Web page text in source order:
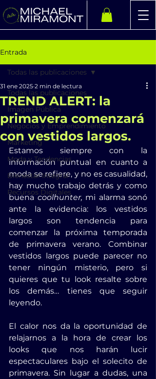
Entrada
Todas las publicaciones
Imagen Pública
Negocios y Emprendimiento
Marketing
Moda y Tendencias
Bienestar Integral
Recursos Digitales
Todas las publicaciones
TREND ALERT: la
primavera comenzará
con vestidos largos.
31 ene 2025 2 min de lectura
Estamos siempre con la
información puntual en cuanto a
moda se refiere, y no es casualidad,
hay mucho trabajo detrás y como
buena coolhunter, mi alarma sonó
ante la evidencia: los vestidos
largos son tendencia para
comenzar la próxima temporada
de primavera verano. Combinar
vestidos largos puede parecer no
tener ningún misterio, pero si
quieres que tu look resalte sobre
los demás… tienes que seguir
leyendo.
El calor nos da la oportunidad de
relajarnos a la hora de crear los
looks que nos harán lucir
espectaculares bajo el solecito de
primavera. Sin lugar a dudas, una